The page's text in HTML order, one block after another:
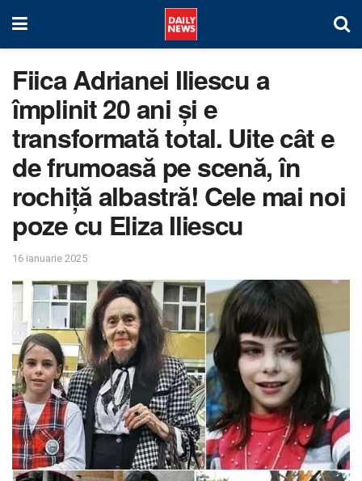
Fiica Adrianei Iliescu a
împlinit 20 ani și e
transformată total. Uite cât e
de frumoasă pe scenă, în
rochiță albastră! Cele mai noi
poze cu Eliza Iliescu
16 ianuarie 2025